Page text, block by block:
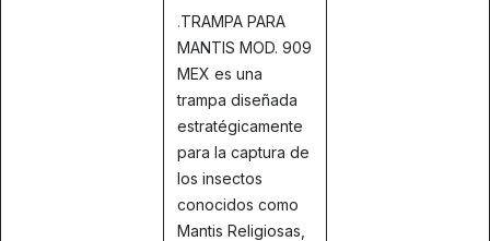
.TRAMPA PARA
MANTIS MOD. 909
MEX es una
trampa diseñada
estratégicamente
para la captura de
los insectos
conocidos como
Mantis Religiosas,